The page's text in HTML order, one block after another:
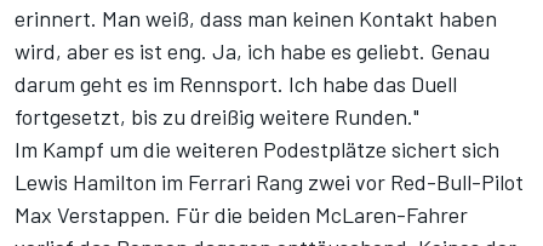
erinnert. Man weiß, dass man keinen Kontakt haben
wird, aber es ist eng. Ja, ich habe es geliebt. Genau
darum geht es im Rennsport. Ich habe das Duell
fortgesetzt, bis zu dreißig weitere Runden."
Im Kampf um die weiteren Podestplätze sichert sich
Lewis Hamilton im Ferrari Rang zwei vor Red-Bull-Pilot
Max Verstappen. Für die beiden McLaren-Fahrer